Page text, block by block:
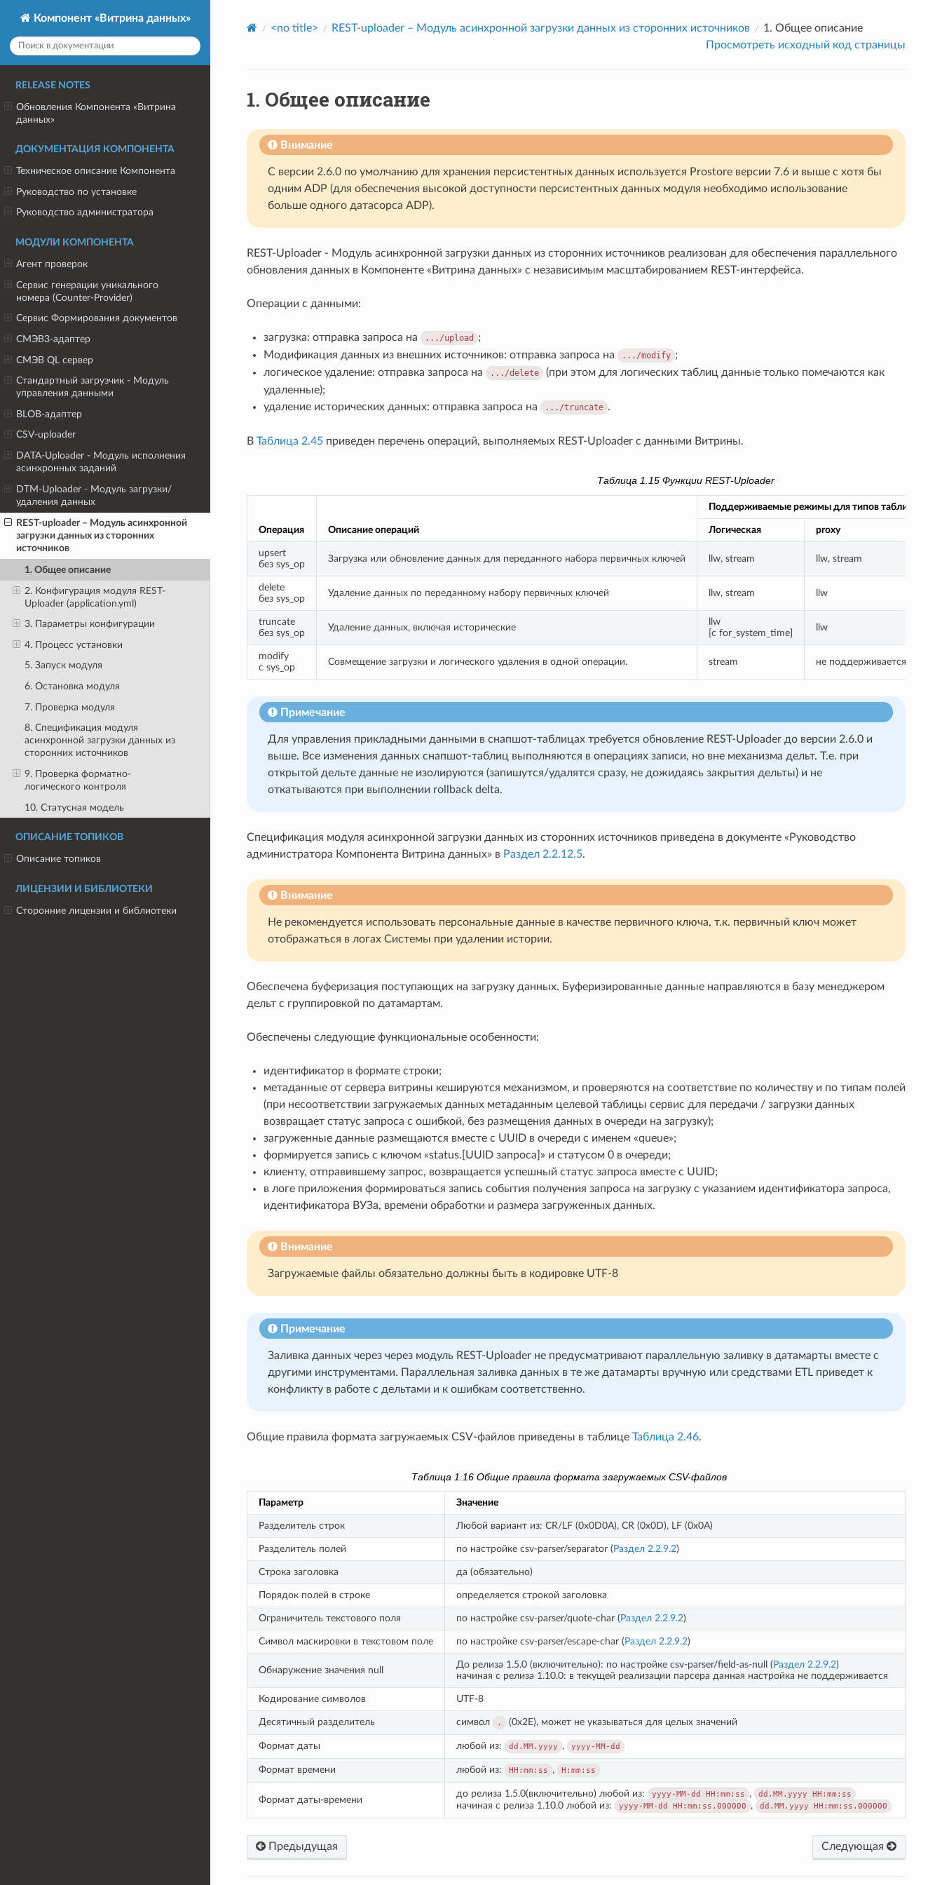
Компонент «Витрина данных»
RELEASE NOTES
Обновления Компонента «Витрина
данных»
ДОКУМЕНТАЦИЯ КОМПОНЕНТА
Техническое описание Компонента
Руководство по установке
Руководство администратора
МОДУЛИ КОМПОНЕНТА
Агент проверок
Сервис генерации уникального
номера (Counter-Provider)
Сервис Формирования документов
СМЭВ3-адаптер
СМЭВ QL сервер
Стандартный загрузчик - Модуль
управления данными
BLOB-адаптер
CSV-uploader
DATA-Uploader - Модуль исполнения
асинхронных заданий
DTM-Uploader - Модуль загрузки/
удаления данных
REST-uploader – Модуль асинхронной
загрузки данных из сторонних
источников
1. Общее описание
2. Конфигурация модуля REST-
Uploader (application.yml)
3. Параметры конфигурации
4. Процесс установки
5. Запуск модуля
6. Остановка модуля
7. Проверка модуля
8. Спецификация модуля
асинхронной загрузки данных из
сторонних источников
9. Проверка форматно-
логического контроля
10. Статусная модель
ОПИСАНИЕ ТОПИКОВ
Описание топиков
ЛИЦЕНЗИИ И БИБЛИОТЕКИ
Сторонние лицензии и библиотеки
<no title> REST-uploader – Модуль асинхронной загрузки данных из сторонних источников 1. Общее описание
Просмотреть исходный код страницы
1. Общее описание
Внимание
С версии 2.6.0 по умолчанию для хранения персистентных данных используется Prostore версии 7.6 и выше с хотя бы
одним ADP (для обеспечения высокой доступности персистентных данных модуля необходимо использование
больше одного датасорса ADP).
REST-Uploader - Модуль асинхронной загрузки данных из сторонних источников реализован для обеспечения параллельного
обновления данных в Компоненте «Витрина данных» с независимым масштабированием REST-интерфейса.
Операции с данными:
загрузка: отправка запроса на .../upload ;
Модификация данных из внешних источников: отправка запроса на
.../modify ;
логическое удаление: отправка запроса на
.../delete (при этом для логических таблиц данные только помечаются как
удаленные);
удаление исторических данных: отправка запроса на
.../truncate .
В Таблица 2.45приведен перечень операций, выполняемых REST-Uploader с данными Витрины.
Таблица 1.15 Функции REST-Uploader
Операция Описание операций
Поддерживаемые режимы для типов таблиц
Логическая proxy
upsert
без sys_op
Загрузка или обновление данных для переданного набора первичных ключей llw, stream llw, stream
delete
без sys_op
Удаление данных по переданному набору первичных ключей llw, stream llw
truncate
без sys_op
Удаление данных, включая исторические
llw
[с for_system_time]
llw
modify
с sys_op
Cовмещение загрузки и логического удаления в одной операции. stream не поддерживается
Примечание
Для управления прикладными данными в снапшот-таблицах требуется обновление REST-Uploader до версии 2.6.0 и
выше. Все изменения данных снапшот-таблиц выполняются в операциях записи, но вне механизма дельт. Т.е. при
открытой дельте данные не изолируются (запишутся/удалятся сразу, не дожидаясь закрытия дельты) и не
откатываются при выполнении rollback delta.
Спецификация модуля асинхронной загрузки данных из сторонних источников приведена в документе «Руководство
администратора Компонента Витрина данных» в Раздел 2.2.12.5.
Внимание
Не рекомендуется использовать персональные данные в качестве первичного ключа, т.к. первичный ключ может
отображаться в логах Системы при удалении истории.
Обеспечена буферизация поступающих на загрузку данных. Буферизированные данные направляются в базу менеджером
дельт с группировкой по датамартам.
Обеспечены следующие функциональные особенности:
идентификатор в формате строки;
метаданные от сервера витрины кешируются механизмом, и проверяются на соответствие по количеству и по типам полей
(при несоответствии загружаемых данных метаданным целевой таблицы сервис для передачи / загрузки данных
возвращает статус запроса с ошибкой, без размещения данных в очереди на загрузку);
загруженные данные размещаются вместе с UUID в очереди с именем «queue»;
формируется запись с ключом «status.[UUID запроса]» и статусом 0 в очереди;
клиенту, отправившему запрос, возвращается успешный статус запроса вместе с UUID;
в логе приложения формироваться запись события получения запроса на загрузку с указанием идентификатора запроса,
идентификатора ВУЗа, времени обработки и размера загруженных данных.
Внимание
Загружаемые файлы обязательно должны быть в кодировке UTF-8
Примечание
Заливка данных через через модуль REST-Uploader не предусматривают параллельную заливку в датамарты вместе с
другими инструментами. Параллельная заливка данных в те же датамарты вручную или средствами ETL приведет к
конфликту в работе с дельтами и к ошибкам соответственно.
Общие правила формата загружаемых CSV-файлов приведены в таблице Таблица 2.46.
Таблица 1.16 Общие правила формата загружаемых CSV-файлов
Параметр Значение
Разделитель строк Любой вариант из: CR/LF (0x0D0A), CR (0x0D), LF (0x0A)
Разделитель полей по настройке csv-parser/separator ( Раздел 2.2.9.2)
Строка заголовка да (обязательно)
Порядок полей в строке определяется строкой заголовка
Ограничитель текстового поля по настройке csv-parser/quote-char ( Раздел 2.2.9.2)
Символ маскировки в текстовом поле по настройке csv-parser/escape-char ( Раздел 2.2.9.2)
Обнаружение значения null
До релиза 1.5.0 (включительно): по настройке csv-parser/field-as-null ( Раздел 2.2.9.2)
начиная с релиза 1.10.0: в текущей реализации парсера данная настройка не поддерживается
Кодирование символов UTF-8
Десятичный разделитель символ . (0x2E), может не указываться для целых значений
Формат даты любой из: dd.MM.yyyy , yyyy-MM-dd
Формат времени любой из: HH:mm:ss , H:mm:ss
Формат даты-времени
до релиза 1.5.0(включительно) любой из: yyyy-MM-dd HH:mm:ss , dd.MM.yyyy HH:mm:ss
начиная с релиза 1.10.0 любой из: yyyy-MM-dd HH:mm:ss.000000 , dd.MM.yyyy HH:mm:ss.000000
Предыдущая Следующая